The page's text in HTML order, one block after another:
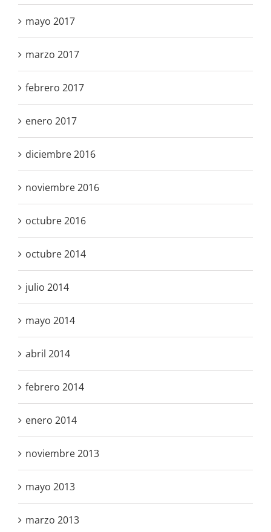
mayo 2017
marzo 2017
febrero 2017
enero 2017
diciembre 2016
noviembre 2016
octubre 2016
octubre 2014
julio 2014
mayo 2014
abril 2014
febrero 2014
enero 2014
noviembre 2013
mayo 2013
marzo 2013